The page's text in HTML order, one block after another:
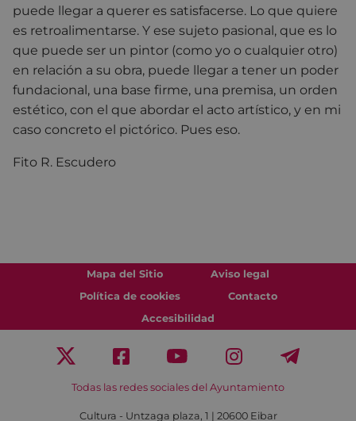
puede llegar a querer es satisfacerse. Lo que quiere
es retroalimentarse. Y ese sujeto pasional, que es lo
que puede ser un pintor (como yo o cualquier otro)
en relación a su obra, puede llegar a tener un poder
fundacional, una base firme, una premisa, un orden
estético, con el que abordar el acto artístico, y en mi
caso concreto el pictórico. Pues eso.
Fito R. Escudero
Mapa del Sitio
Aviso legal
Política de cookies
Contacto
Accesibilidad
Todas las redes sociales del Ayuntamiento
Cultura - Untzaga plaza, 1 | 20600 Eibar